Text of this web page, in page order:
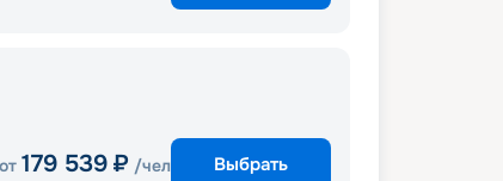
от 179 539 ₽ /чел Выбрать